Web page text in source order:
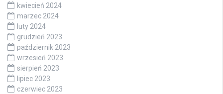
kwiecień 2024
marzec 2024
luty 2024
grudzień 2023
październik 2023
wrzesień 2023
sierpień 2023
lipiec 2023
czerwiec 2023